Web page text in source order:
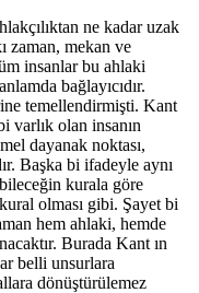
ne kadar uzak
zaman, mekan ve
insanlar bu ahlaki
bağlayıcıdır.
temellendirmişti. Kant
varlık olan insanın
dayanak noktası,
Başka bi ifadeyle aynı
kurala göre
olması gibi. Şayet bi
hem ahlaki, hemde
Burada Kant ın
belli unsurlara
dönüştürülemez